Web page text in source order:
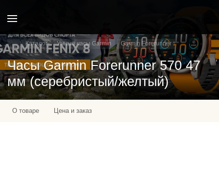
Каталог Умные часы Garmin Garmin Forerunner
Часы Garmin Forerunner 570 47
мм (серебристый/желтый)
О товаре Цена и заказ